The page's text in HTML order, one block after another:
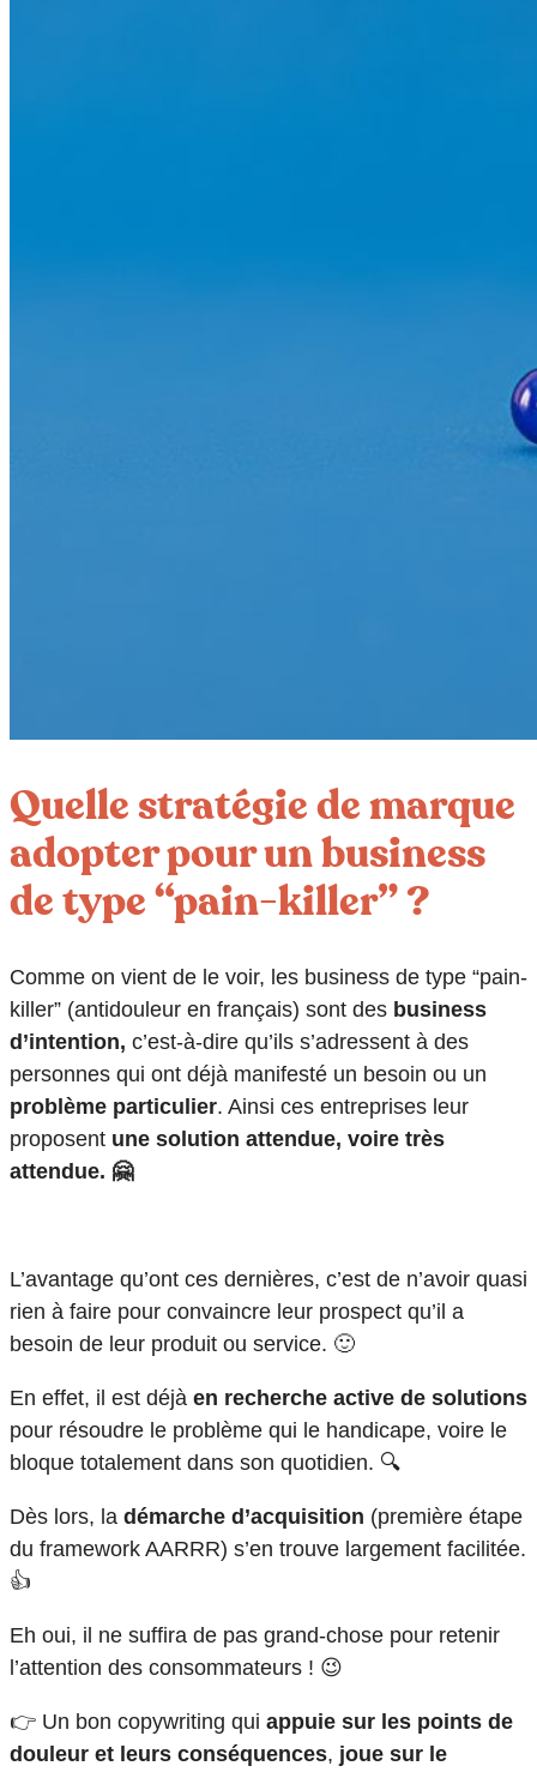
Quelle stratégie de marque
adopter pour un business
de type “pain-killer” ?
Comme on vient de le voir, les business de type “pain-
killer” (antidouleur en français) sont des business
d’intention, c’est-à-dire qu’ils s’adressent à des
personnes qui ont déjà manifesté un besoin ou un
problème particulier. Ainsi ces entreprises leur
proposent une solution attendue, voire très
attendue. 🤗
L’avantage qu’ont ces dernières, c’est de n’avoir quasi
rien à faire pour convaincre leur prospect qu’il a
besoin de leur produit ou service. 🙂
En effet, il est déjà en recherche active de solutions
pour résoudre le problème qui le handicape, voire le
bloque totalement dans son quotidien. 🔍
Dès lors, la démarche d’acquisition (première étape
du framework AARRR) s’en trouve largement facilitée.
👍
Eh oui, il ne suffira de pas grand-chose pour retenir
l’attention des consommateurs ! 😉
👉 Un bon copywriting qui appuie sur les points de
douleur et leurs conséquences, joue sur le